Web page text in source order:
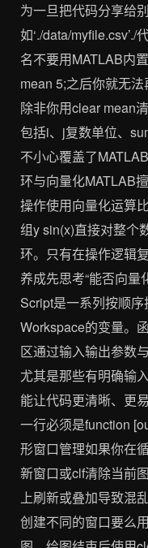
为一旦把代码分享给
如‘./data/
名不要用MATLAB内
mean 5;之后你就无
除非你用clear mean
包括i、j复数单位、
不小心覆盖了
环与向量化MATLAB
操作使用向量化运算
组y sin(x)直接对整个
环。只有在操作逻辑
养成先思考“能否向量
Script是一系列按顺
Workspace的变量。
区通过输入输出参数
尤其是那些有明确输
能让代码更清晰、更
一行必须是function
形窗口管理如果你在
新窗口或clf清除当前
上刷新或叠加导致混
创建不同的窗口要么